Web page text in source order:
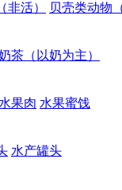
非活） 贝壳类动物
茶（以奶为主）
水果肉 水果蜜饯
水产罐头